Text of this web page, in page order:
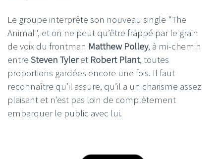
Le groupe interprête son nouveau single "The
Animal", et on ne peut qu’être frappé par le grain
de voix du frontman Matthew Polley, à mi-chemin
entre Steven Tyleret Robert Plant, toutes
proportions gardées encore une fois. Il faut
reconnaître qu’il assure, qu’il a un charisme assez
plaisant et n’est pas loin de complètement
embarquer le public avec lui.